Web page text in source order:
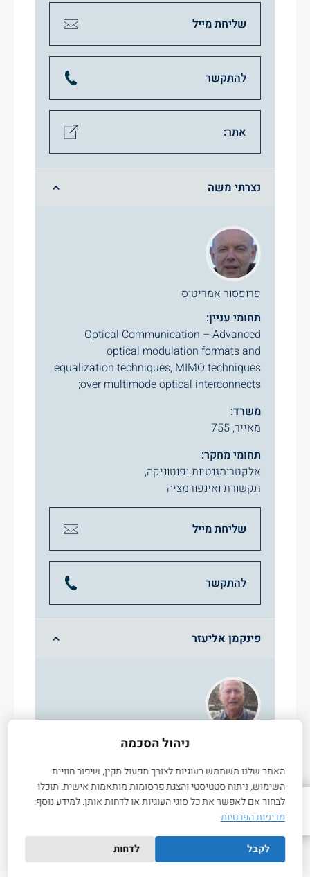
שליחת מייל
להתקשר
אתר:
נצרתי משה
פרופסור אמריטוס
תחומי עניין:
Optical Communication – Advanced
optical modulation formats and
equalization techniques, MIMO techniques
over multimode optical interconnects;
משרד:
מאייר, 755
תחומי מחקר:
אלקטרומגנטיות ופוטוניקה,
תקשורת ואינפורמציה
שליחת מייל
להתקשר
פינקמן אליעזר
פרופסור אמריטוס
תחומי עניין:
Optical and transport properties of
compound semiconductors, Physical
properties of quantum wells and quantum
dot heterostructures in III-V, III-N, and SiGeC
compounds.
למעלה
ניהול הסכמה
האתר שלנו משתמש בעוגיות לצורך תפעול תקין, שיפור חוויית
השימוש, ניתוח סטטיסטי והצגת פרסומות מותאמות אישית. תוכלו
לבחור אם לאפשר את כל סוגי העוגיות או לדחות אותן. למידע נוסף:
מדיניות הפרטיות
לקבל לדחות